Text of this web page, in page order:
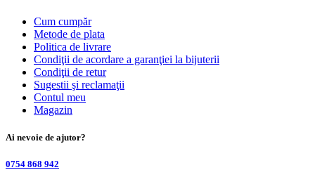
Cum cumpăr
Metode de plata
Politica de livrare
Condiţii de acordare a garanţiei la bijuterii
Condiţii de retur
Sugestii şi reclamaţii
Contul meu
Magazin
Ai nevoie de ajutor?
0754 868 942